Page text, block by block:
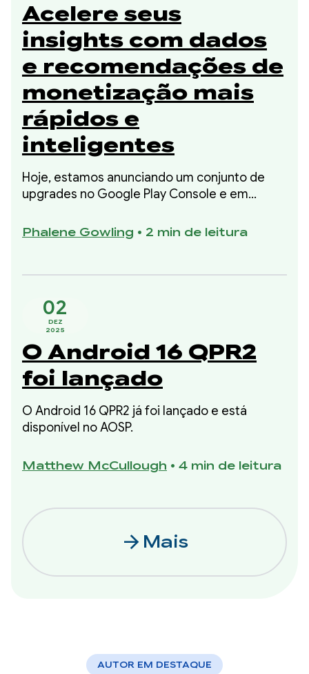
Acelere seus
insights com dados
e recomendações de
monetização mais
rápidos e
inteligentes
Hoje, estamos anunciando um conjunto de
upgrades no Google Play Console e em
sobre sua performance financeira e etapas
específicas baseadas em dados para
Phalene Gowling • 2 min de leitura
02
DEZ
2025
O Android 16 QPR2
foi lançado
O Android 16 QPR2 já foi lançado e está
disponível no AOSP.
Matthew McCullough • 4 min de leitura
arrow_forward Mais
AUTOR EM DESTAQUE